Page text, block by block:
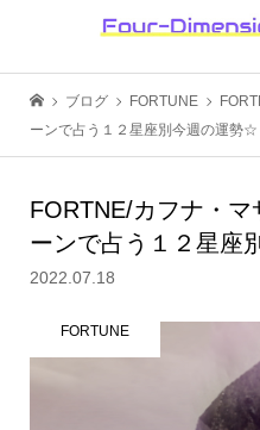
ブログ FORTUNE
ーンで占う１２星座別今週の運勢☆
FORTNE/カフナ・マ
ーンで占う１２星座
2022.07.18
FORTUNE